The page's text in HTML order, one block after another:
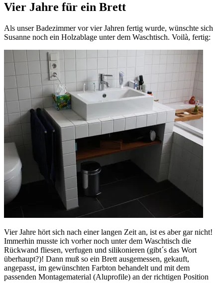
Vier Jahre für ein Brett
Als unser Badezimmer vor vier Jahren fertig wurde, wünschte sich
Susanne noch ein Holzablage unter dem Waschtisch. Voilà, fertig:
Vier Jahre hört sich nach einer langen Zeit an, ist es aber gar nicht!
Immerhin musste ich vorher noch unter dem Waschtisch die
Rückwand fliesen, verfugen und silikonieren (gibt´s das Wort
überhaupt?)! Dann muß so ein Brett ausgemessen, gekauft,
angepasst, im gewünschten Farbton behandelt und mit dem
passenden Montagematerial (Aluprofile) an der richtigen Position